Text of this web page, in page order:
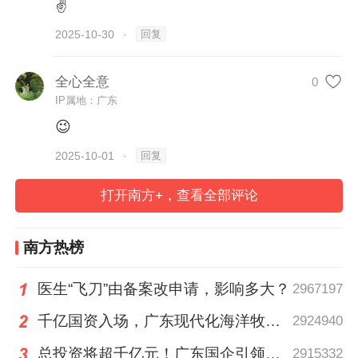
争胜利80周年。回望历史，中华民族从濒临
辛，也一路豪情满怀、凯歌高奏。80年前，
中国人民经过长达14年的浴血奋战，打败了
穷凶极恶的日本侵略者，赢得抗日战争的伟
大胜利。这一伟大胜利开启了古老中国凤凰
涅槃、浴火重生的历史新征程，是中华民族
走向伟大复兴的历史转折点。9月3日，中国
以一场盛大阅兵仪式隆重纪念中国人民抗日
一次庄严隆重、大气磅礴、震撼人心、激励
奋进的抗战纪念盛典，极大振奋了民族精
神、激发了爱国热情、凝聚了奋斗力量。
✌
2025-10-30 · 回复
全心全意 0
IP属地：广东
😉
2025-10-01 · 回复
打开南方+，查看全部评论
南方热榜
医生“飞刀”由备案改申请，影响多大？ 2967197
千亿国资入场，广东现代化海洋牧场建设进入2.0时代｜聊点政经事 2924940
总投资将超千亿元！广东国企引领现代化海洋牧场建设 2915332